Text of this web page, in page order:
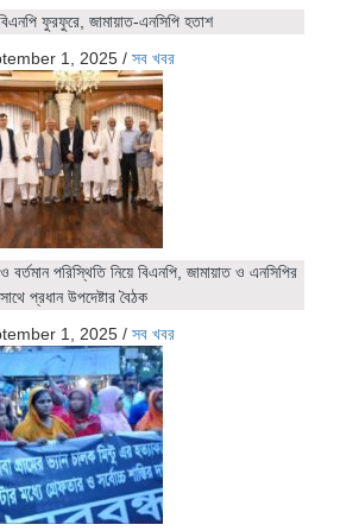
ফুরফুরে, জামায়াত-এনসিপি হতাশ
1, 2025 / সব খবর
ও বর্তমান পরিস্থিতি নিয়ে বিএনপি, জামায়াত ও এনসিপির
সাথে প্রধান উপদেষ্টার বৈঠক
1, 2025 / সব খবর